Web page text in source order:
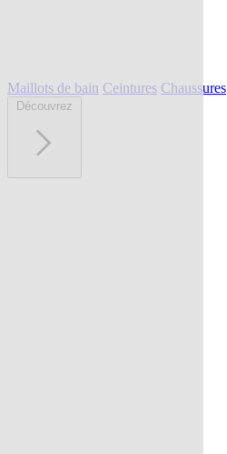
Maillots de bain Ceintures Chaussures
Découvrez